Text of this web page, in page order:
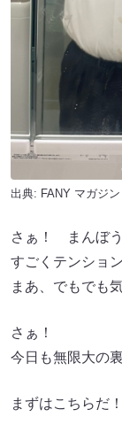
出典: FANY マガジン
さぁ！ まんぼう
すごくテンショ
まあ、でもでも
さぁ！
今日も無限大の
まずはこちらだ！